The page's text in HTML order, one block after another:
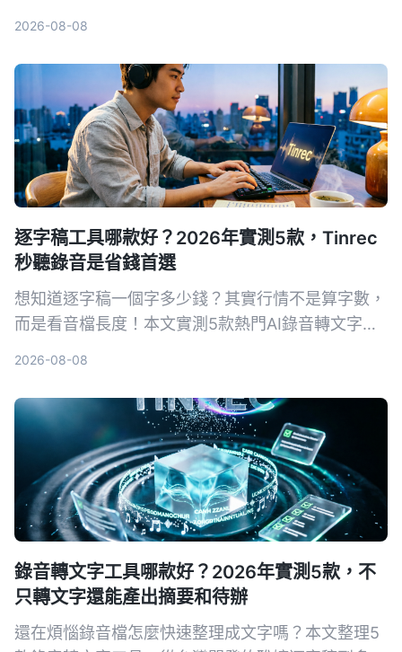
2026-08-08
逐字稿工具哪款好？2026年實測5款，Tinrec
秒聽錄音是省錢首選
想知道逐字稿一個字多少錢？其實行情不是算字數，
而是看音檔長度！本文實測5款熱門AI錄音轉文字工
佳選擇。
2026-08-08
錄音轉文字工具哪款好？2026年實測5款，不
只轉文字還能產出摘要和待辦
還在煩惱錄音檔怎麼快速整理成文字嗎？本文整理5